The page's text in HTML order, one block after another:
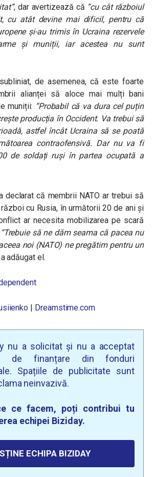
, dar avertizează că ”cu cât războiul
cu atât devine mai dificil, pentru că
și-au trimis în Ucraina rezervele
și muniții, iar acestea nu sunt
de asemenea, că este foarte
alianței să aloce mai mulți bani
muniții: “Probabil că va dura cel puțin
producția în Occident. Va trebui să
astfel încât Ucraina să se poată
contraofensivă. Dar nu va fi
de soldați ruși în partea ocupată a
declarat că membrii NATO ar trebui să
cu Rusia, în următorii 20 de ani și
ar necesita mobilizarea pe scară
“Trebuie să ne dăm seama că pacea nu
noi (NATO) ne pregătim pentru un
adăugat el.
| Dreamstime.com
nu a solicitat și nu a acceptat
de finanțare din fonduri
Spațiile de publicitate sunt
neinvazivă.
ce facem, poți contribui tu
echipei Biziday.
ECHIPA BIZIDAY